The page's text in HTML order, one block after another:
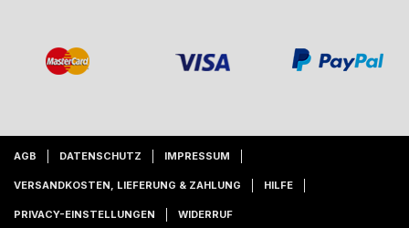
AGB DATENSCHUTZ IMPRESSUM
VERSANDKOSTEN, LIEFERUNG & ZAHLUNG HILFE
PRIVACY-EINSTELLUNGEN WIDERRUF